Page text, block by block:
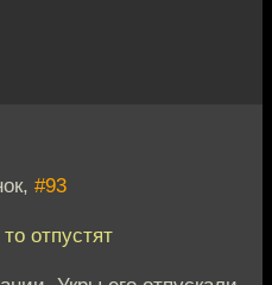
#93
отпустят